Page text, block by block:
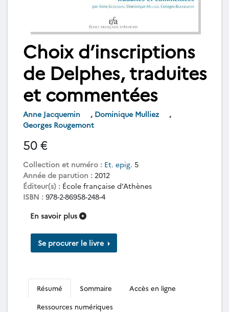
Choix d’inscriptions
de Delphes, traduites
et commentées
Anne Jacquemin , Dominique Mulliez
,
Georges Rougemont
50 €
Collection et numéro : Et. epig. 5
Année de parution : 2012
Éditeur(s) : École française d’Athènes
ISBN : 978-2-86958-248-4
En savoir plus
Se procurer le livre
Résumé Sommaire
Accès en ligne
Ressources numériques